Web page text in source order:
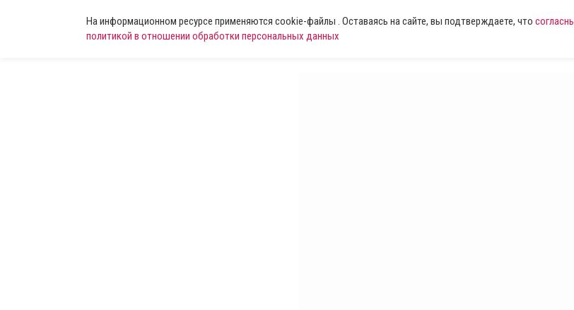
На информационном ресурсе применяются cookie-файлы . Оставаясь на сайте, вы подтверждаете, что
политикой в отношении обработки персональных данных